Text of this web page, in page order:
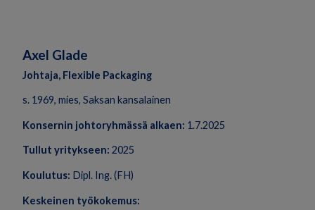
Axel Glade
Johtaja, Flexible Packaging
s. 1969, mies, Saksan kansalainen
Konsernin johtoryhmässä alkaen: 1.7.2025
Tullut yritykseen: 2025
Koulutus: Dipl. Ing. (FH)
Keskeinen työkokemus: